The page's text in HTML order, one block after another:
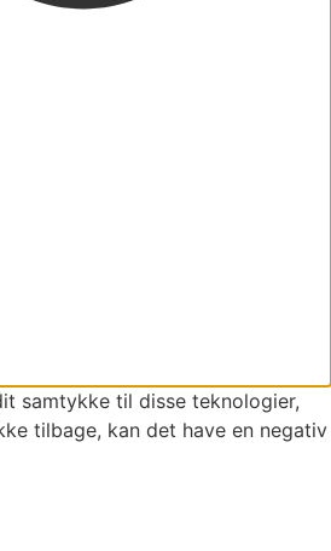
samtykke til disse teknologier,
tilbage, kan det have en negativ